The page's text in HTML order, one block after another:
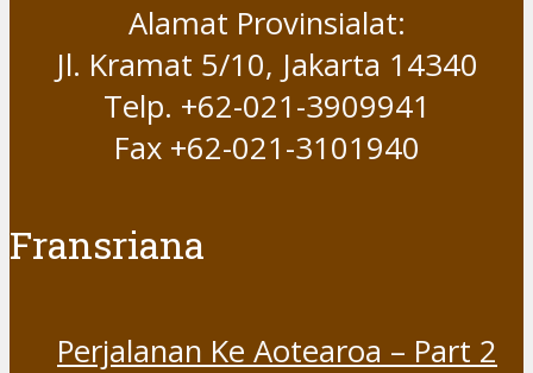
Alamat Provinsialat:
Jl. Kramat 5/10, Jakarta 14340
Telp. +62-021-3909941
Fax +62-021-3101940
Fransriana
Perjalanan Ke Aotearoa – Part 2